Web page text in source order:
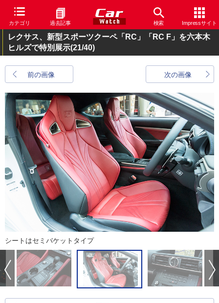
カテゴリ 過去記事 検索 Impressサイト
レクサス、新型スポーツクーペ「RC」「RC F」を六本木
ヒルズで特別展示(21/40)
前の画像 次の画像
シートはセミバケットタイプ